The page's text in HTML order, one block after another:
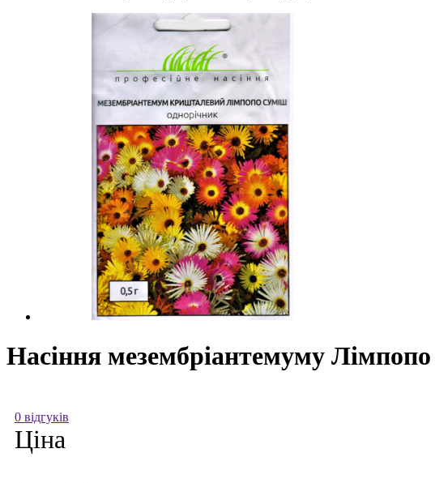
Насіння мезембріантемуму
0 відгуків
Ціна